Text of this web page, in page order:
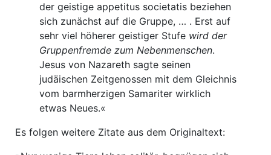
der geistige appetitus societatis beziehen
sich zunächst auf die Gruppe, … . Erst auf
sehr viel höherer geistiger Stufe wird der
Gruppenfremde zum Nebenmenschen.
Jesus von Nazareth sagte seinen
judäischen Zeitgenossen mit dem Gleichnis
vom barmherzigen Samariter wirklich
etwas Neues.«
Es folgen weitere Zitate aus dem Originaltext: